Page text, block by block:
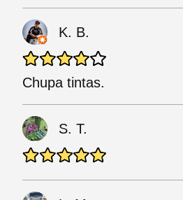
K. B.
Chupa tintas.
S. T.